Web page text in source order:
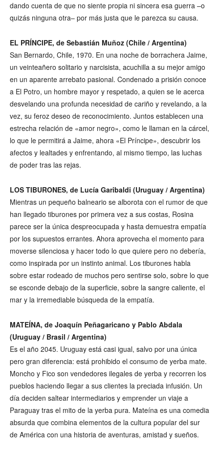
dando cuenta de que no siente propia ni sincera esa guerra –o
quizás ninguna otra– por más justa que le parezca su causa.
EL PRÍNCIPE, de Sebastián Muñoz (Chile / Argentina)
San Bernardo, Chile, 1970. En una noche de borrachera Jaime,
un veinteañero solitario y narcisista, acuchilla a su mejor amigo
en un aparente arrebato pasional. Condenado a prisión conoce
a El Potro, un hombre mayor y respetado, a quien se le acerca
desvelando una profunda necesidad de cariño y revelando, a la
vez, su feroz deseo de reconocimiento. Juntos establecen una
estrecha relación de «amor negro», como le llaman en la cárcel,
lo que le permitirá a Jaime, ahora «El Príncipe», descubrir los
afectos y lealtades y enfrentando, al mismo tiempo, las luchas
de poder tras las rejas.
LOS TIBURONES, de Lucía Garibaldi (Uruguay / Argentina)
Mientras un pequeño balneario se alborota con el rumor de que
han llegado tiburones por primera vez a sus costas, Rosina
parece ser la única despreocupada y hasta demuestra empatía
por los supuestos errantes. Ahora aprovecha el momento para
moverse silenciosa y hacer todo lo que quiere pero no debería,
como inspirada por un instinto animal. Los tiburones habla
sobre estar rodeado de muchos pero sentirse solo, sobre lo que
se esconde debajo de la superficie, sobre la sangre caliente, el
mar y la irremediable búsqueda de la empatía.
MATEÍNA, de Joaquín Peñagaricano y Pablo Abdala
(Uruguay / Brasil / Argentina)
Es el año 2045. Uruguay está casi igual, salvo por una única
pero gran diferencia: está prohibido el consumo de yerba mate.
Moncho y Fico son vendedores ilegales de yerba y recorren los
pueblos haciendo llegar a sus clientes la preciada infusión. Un
día deciden saltear intermediarios y emprender un viaje a
Paraguay tras el mito de la yerba pura. Mateína es una comedia
absurda que combina elementos de la cultura popular del sur
de América con una historia de aventuras, amistad y sueños.